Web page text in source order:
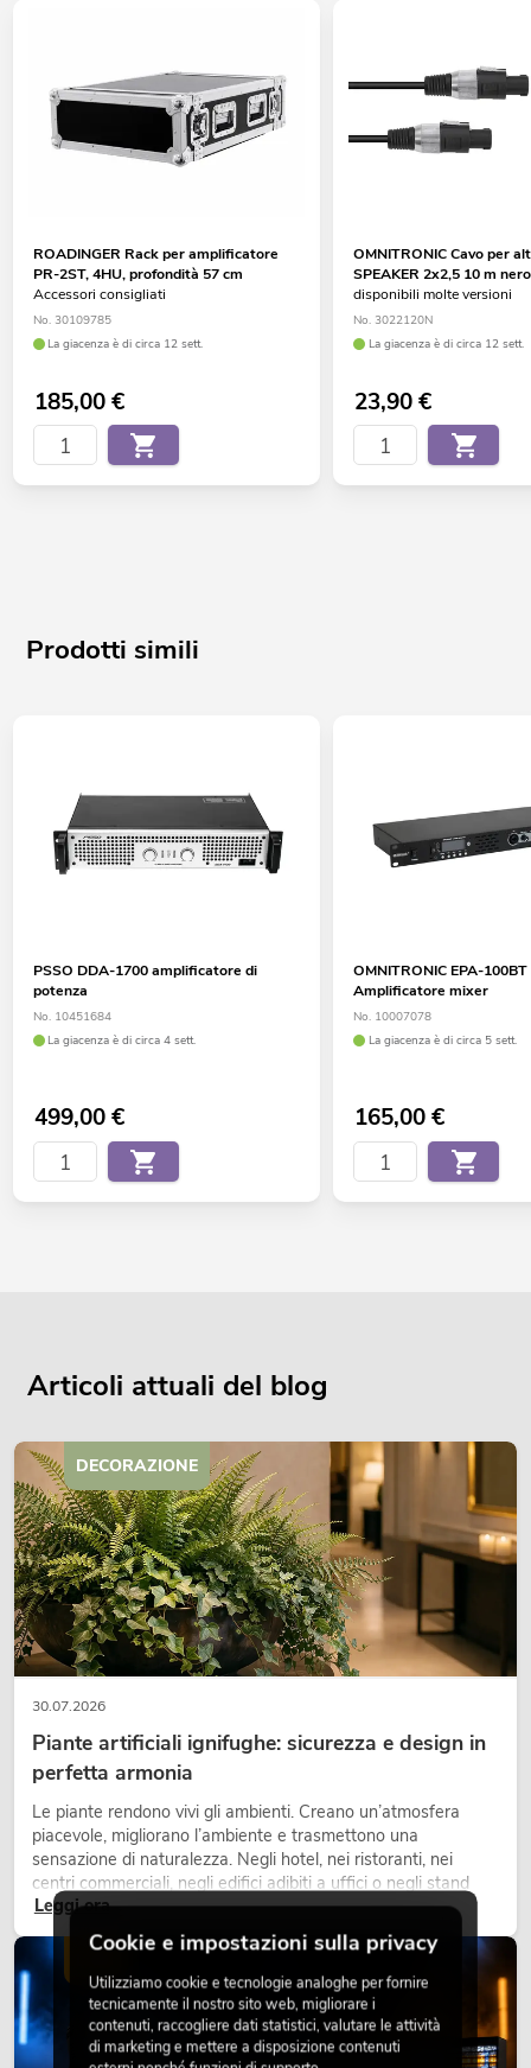
ROADINGER Rack per amplificatore
PR-2ST, 4HU, profondità 57 cm
Accessori consigliati
No. 30109785
La giacenza è di circa 12 sett.
185,00€
OMNITRONIC Cavo per
SPEAKER 2x2,5 10 m nero
disponibili molte versioni
No. 3022120N
La giacenza è di circa 12 sett.
23,90€
Prodotti simili
PSSO DDA-1700 amplificatore di
potenza
No. 10451684
La giacenza è di circa 4 sett.
499,00€
OMNITRONIC EPA-100BT
Amplificatore mixer
No. 10007078
La giacenza è di circa 5 sett.
165,00€
Articoli attuali del blog
30.07.2026
Piante artificiali ignifughe: sicurezza e design in
perfetta armonia
Le piante rendono vivi gli ambienti. Creano un’atmosfera
piacevole, migliorano l’ambiente e trasmettono una
sensazione di naturalezza. Negli hotel, nei ristoranti, nei
centri commerciali, negli edifici adibiti a uffici o negli stand
fieristici, una vegetazione di alta qualità è ormai parte
integrante dei moderni progetti di arredamento.
Leggi ora
DECORAZIONE
Cookie e impostazioni sulla privacy
Utilizziamo cookie e tecnologie analoghe per fornire
tecnicamente il nostro sito web, migliorare i
contenuti, raccogliere dati statistici, valutare le attività
di marketing e mettere a disposizione contenuti